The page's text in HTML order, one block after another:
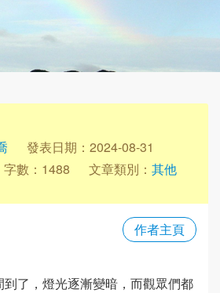
發表日期：2024-08-31
字數：1488 文章類別： 其他
作者主頁
了，燈光逐漸變暗，而觀眾們都